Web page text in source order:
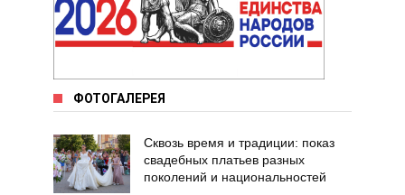
ФОТОГАЛЕРЕЯ
Сквозь время и традиции: показ
свадебных платьев разных
поколений и национальностей